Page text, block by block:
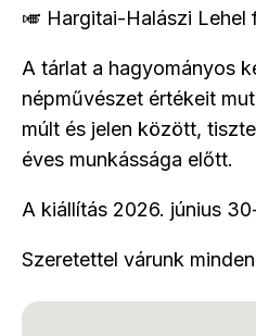
🎺 Hargitai-Halászi Lehel
A tárlat a hagyományos
népművészet értékeit
múlt és jelen között,
éves munkássága előtt.
A kiállítás 2026. június
Szeretettel várunk